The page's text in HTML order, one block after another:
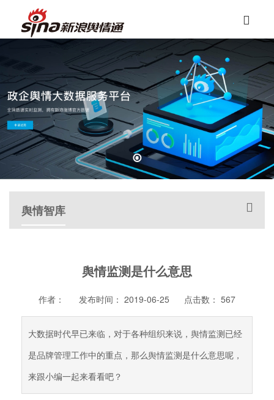
舆情智库
舆情监测是什么意思
作者： 发布时间： 2019-06-25 点击数： 567
大数据时代早已来临，对于各种组织来说，舆情监测已经
是品牌管理工作中的重点，那么舆情监测是什么意思呢，
来跟小编一起来看看吧？